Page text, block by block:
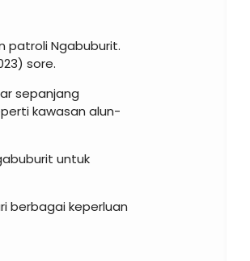
patroli Ngabuburit.
sore.
sepanjang
kawasan alun-
untuk
berbagai keperluan